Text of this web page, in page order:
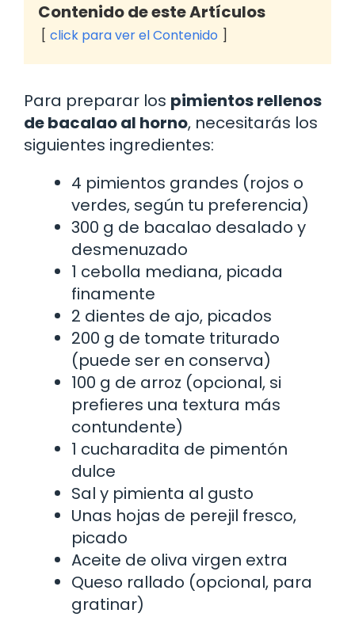
Contenido de este Artículos
click para ver el Contenido
Para preparar los pimientos rellenos
de bacalao al horno, necesitarás los
siguientes ingredientes:
4 pimientos grandes (rojos o
verdes, según tu preferencia)
300 g de bacalao desalado y
desmenuzado
1 cebolla mediana, picada
finamente
2 dientes de ajo, picados
200 g de tomate triturado
(puede ser en conserva)
100 g de arroz (opcional, si
prefieres una textura más
contundente)
1 cucharadita de pimentón
dulce
Sal y pimienta al gusto
Unas hojas de perejil fresco,
picado
Aceite de oliva virgen extra
Queso rallado (opcional, para
gratinar)